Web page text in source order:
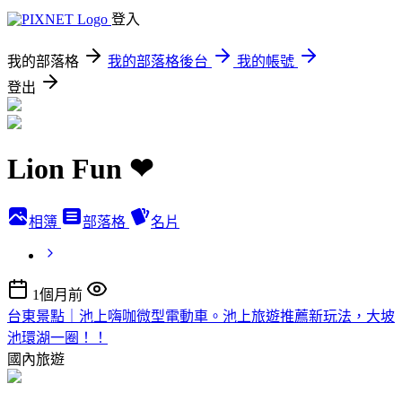
登入
我的部落格 我的部落格後台
我的帳號
登出
Lion Fun ❤
相簿 部落格 名片
1個月前
台東景點｜池上嗨咖微型電動車。池上旅遊推薦新玩法，大坡
池環湖一圈！！
國內旅遊